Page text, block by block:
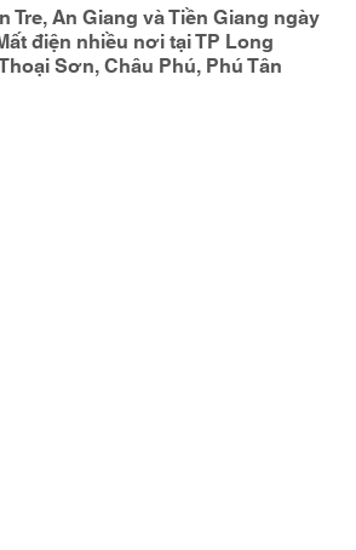
Tre, An Giang và Tiền Giang ngày
điện nhiều nơi tại TP Long
Sơn, Châu Phú, Phú Tân